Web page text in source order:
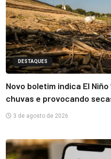
DESTAQUES
Novo boletim indica El
chuvas e provocando
3 de agosto de 2026